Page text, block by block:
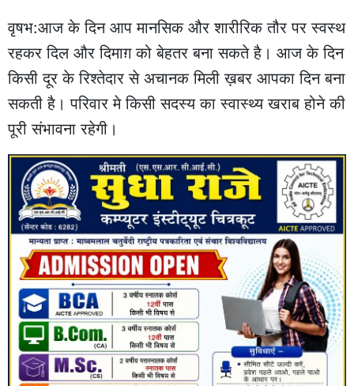
वृषभ:आज के दिन आप मानसिक और शारीरिक तौर पर स्वस्थ
रहकर दिल और दिमाग़ को बेहतर बना सकते है। आज के दिन
किसी दूर के रिश्तेदार से अचानक मिली ख़बर आपका दिन बना
सकती है। परिवार मे किसी सदस्य का स्वास्थ्य खराब होने की
पूरी संभावना रहेगी।